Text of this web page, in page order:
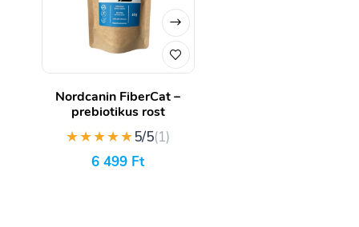
Nordcanin FiberCat –
prebiotikus rost
★★★★★5/5(1)
6 499 Ft